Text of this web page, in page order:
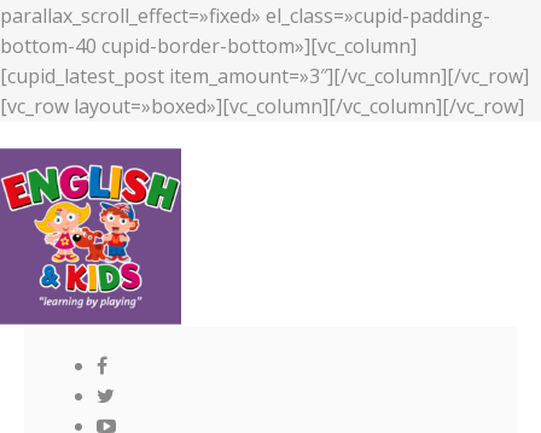
parallax_scroll_effect=»fixed» el_class=»cupid-padding-
bottom-40 cupid-border-bottom»][vc_column]
[cupid_latest_post item_amount=»3″][/vc_column][/vc_row]
[vc_row layout=»boxed»][vc_column][/vc_column][/vc_row]